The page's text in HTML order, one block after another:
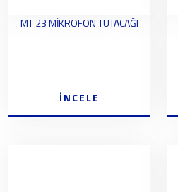
MT 23 MİKROFON TUTACAĞI
İNCELE